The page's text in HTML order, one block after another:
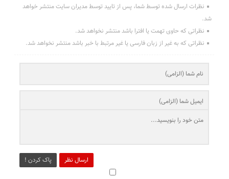
نظرات ارسال شده توسط شما، پس از تایید توسط مدیران سایت منتشر خواهد
شد.
نظراتی که حاوی تهمت یا افترا باشد منتشر نخواهد شد.
نظراتی که به غیر از زبان فارسی یا غیر مرتبط با خبر باشد منتشر نخواهد شد.
ارسال نظر پاک کردن !